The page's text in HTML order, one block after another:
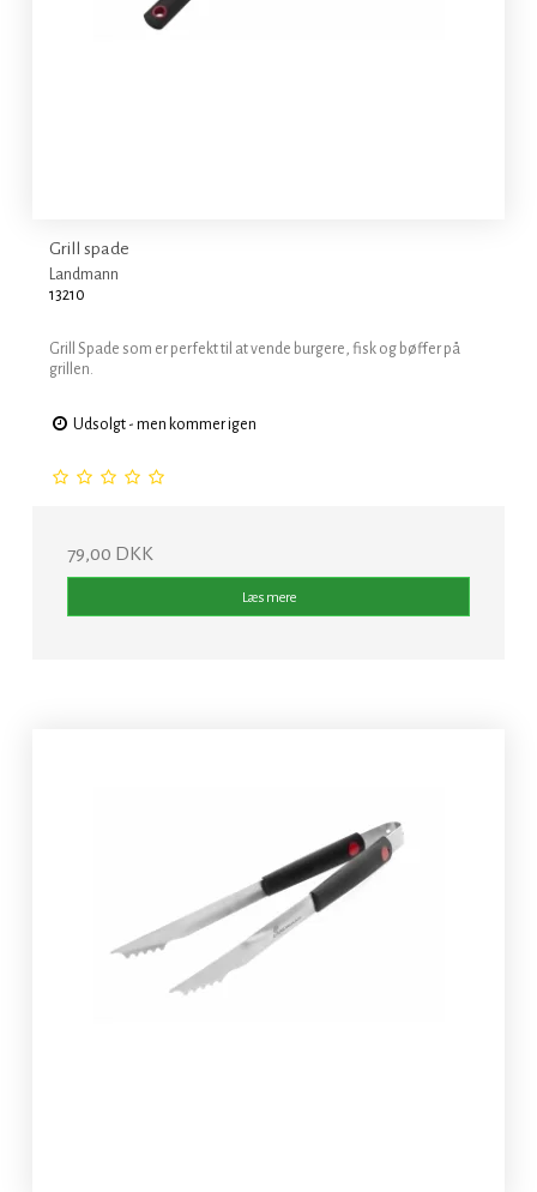
Grill spade
Landmann
13210
Grill Spade som er perfekt til at vende burgere, fisk og bøffer på
grillen.
Udsolgt - men kommer igen
79,00 DKK
Læs mere